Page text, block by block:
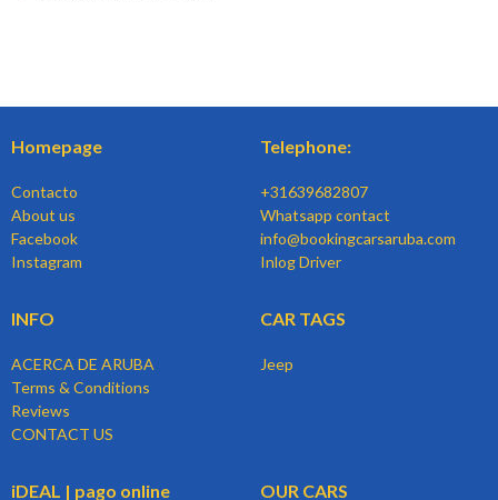
Homepage
Contacto
About us
Facebook
Instagram
Telephone:
+31639682807
Whatsapp contact
info@bookingcarsaruba.com
Inlog Driver
INFO
ACERCA DE ARUBA
Terms & Conditions
Reviews
CONTACT US
CAR TAGS
Jeep
iDEAL | pago online OUR CARS